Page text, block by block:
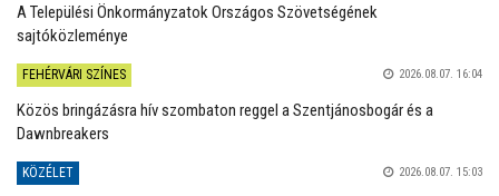
A Települési Önkormányzatok Országos Szövetségének
sajtóközleménye
FEHÉRVÁRI SZÍNES 2026.08.07. 16:04
Közös bringázásra hív szombaton reggel a Szentjánosbogár és a
Dawnbreakers
KÖZÉLET 2026.08.07. 15:03